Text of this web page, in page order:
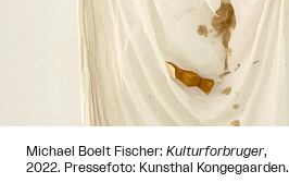
Michael Boelt Fischer: Kulturforbruger,
2022. Pressefoto: Kunsthal Kongegaarden.